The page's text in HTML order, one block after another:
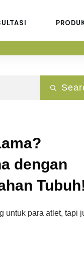
dengan
untuk para atlet, tapi